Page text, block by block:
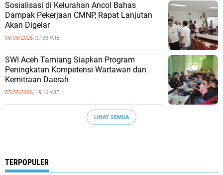
Sosialisasi di Kelurahan Ancol Bahas
Dampak Pekerjaan CMNP, Rapat Lanjutan
Akan Digelar
06/08/2026, 07:33 WIB
SWI Aceh Tamiang Siapkan Program
Peningkatan Kompetensi Wartawan dan
Kemitraan Daerah
05/08/2026, 19:16 WIB
LIHAT SEMUA
TERPOPULER